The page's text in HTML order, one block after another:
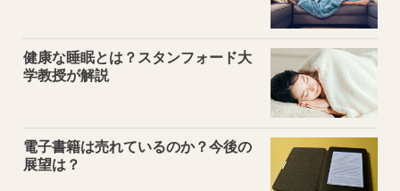
健康な睡眠とは？スタンフォード大
学教授が解説
電子書籍は売れているのか？今後の
展望は？